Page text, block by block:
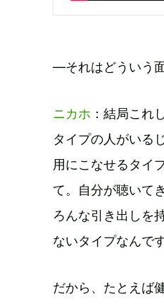
―それはどういう
ニカホ ：結局これ
タイプの人がいる
用にこなせるタイ
て。自分が聴いて
ろんな引き出しを
ないタイプなんで
だから、たとえば